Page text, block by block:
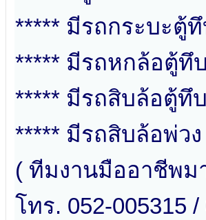
***** มีรถกระบะตู้
***** มีรถหกล้อตู้ทึ
***** มีรถสิบล้อตู้ทึ
***** มีรถสิบล้อพ่ว
( ทีมงานมืออาชีพม
โทร. 052-005315